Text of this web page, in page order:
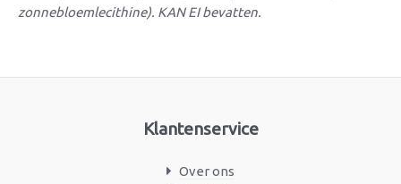
zonnebloemlecithine). KAN EI bevatten.
Klantenservice
Over ons